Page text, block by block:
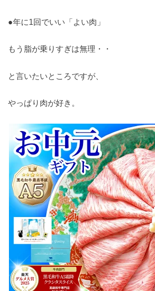
●年に1回でいい「よい肉」
もう脂が乗りすぎは無理・・
と言いたいところですが、
やっぱり肉が好き。